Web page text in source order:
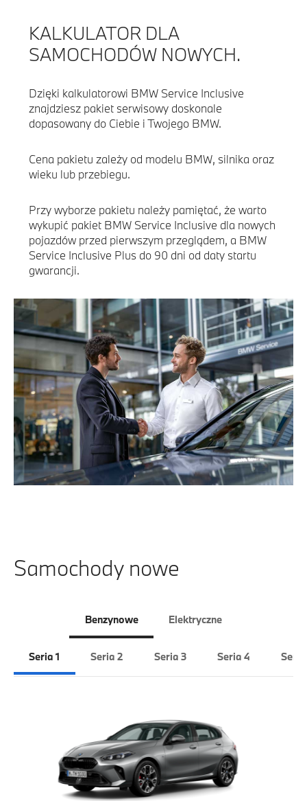
KALKULATOR DLA
SAMOCHODÓW NOWYCH.
Dzięki kalkulatorowi BMW Service Inclusive
znajdziesz pakiet serwisowy doskonale
dopasowany do Ciebie i Twojego BMW.
Cena pakietu zależy od modelu BMW, silnika oraz
wieku lub przebiegu.
Przy wyborze pakietu należy pamiętać, że warto
wykupić pakiet BMW Service Inclusive dla nowych
pojazdów przed pierwszym przeglądem, a BMW
Service Inclusive Plus do 90 dni od daty startu
gwarancji.
Samochody nowe
Benzynowe Elektryczne
Seria 1 Seria 2 Seria 3 Seria 4